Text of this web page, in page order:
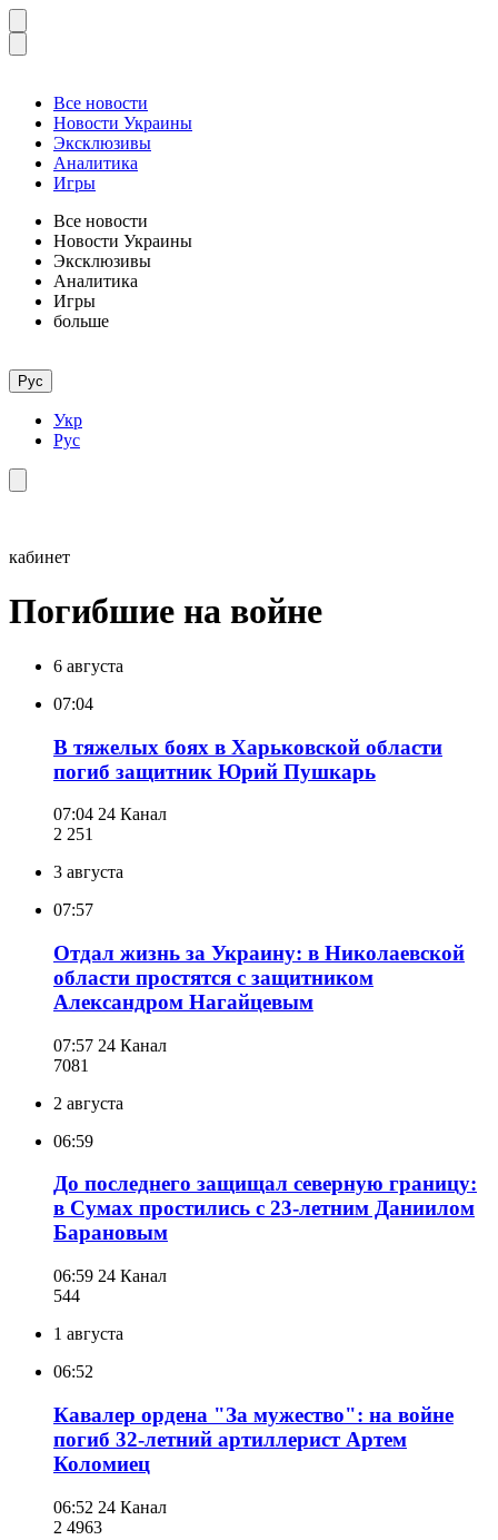
Все новости
Новости Украины
Эксклюзивы
Аналитика
Игры
Все новости
Новости Украины
Эксклюзивы
Аналитика
Игры
больше
Рус
Укр
Рус
кабинет
Погибшие на войне
6 августа
07:04
В тяжелых боях в Харьковской области
погиб защитник Юрий Пушкарь
07:04 24 Канал
2 251
3 августа
07:57
Отдал жизнь за Украину: в Николаевской
области простятся с защитником
Александром Нагайцевым
07:57 24 Канал
7081
2 августа
06:59
До последнего защищал северную границу:
в Сумах простились с 23-летним Даниилом
Барановым
06:59 24 Канал
544
1 августа
06:52
Кавалер ордена "За мужество": на войне
погиб 32-летний артиллерист Артем
Коломиец
06:52 24 Канал
2 4963